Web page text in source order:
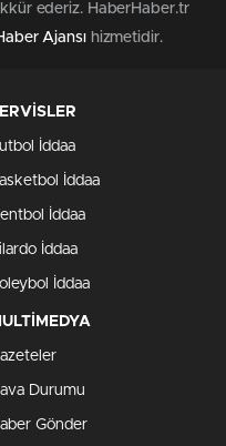
ederiz. HaberHaber.tr
Ajansıhizmetidir.
İddaa
İddaa
İddaa
İddaa
İddaa
Durumu
Gönder